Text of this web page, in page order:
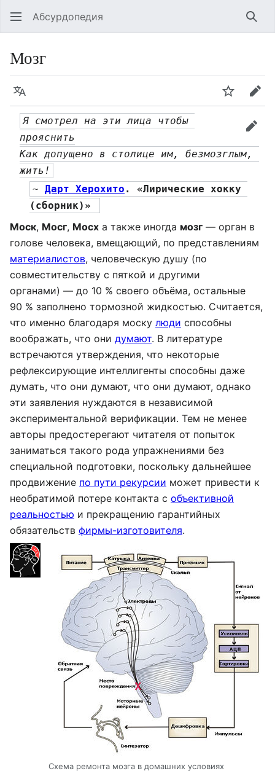
Абсурдопедия
Мозг
Язык
Я смотрел на эти лица чтобы
прояснить
Как допущено в столице им, безмозглым,
жить!
~ Дарт Херохито . «Лирические хокку
(сборник)»
Моск, Мосг, Мосх а также иногда мозг — орган в
голове человека, вмещающий, по представлениям
материалистов, человеческую душу (по
совместительству с пяткой и другими
органами) — до 10 % своего объёма, остальные
90 % заполнено тормозной жидкостью. Считается,
что именно благодаря моску люди способны
воображать, что они думают. В литературе
встречаются утверждения, что некоторые
рефлексирующие интеллигенты способны даже
думать, что они думают, что они думают, однако
эти заявления нуждаются в независимой
экспериментальной верификации. Тем не менее
авторы предостерегают читателя от попыток
заниматься такого рода упражнениями без
специальной подготовки, поскольку дальнейшее
продвижение по пути рекурсии может привести к
необратимой потере контакта с объективной
реальностью и прекращению гарантийных
обязательств фирмы-изготовителя.
Схема ремонта мозга в домашних условиях